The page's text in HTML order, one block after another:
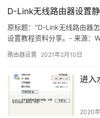
常
问
题
器
密
https://www.224m.com/
D-Link无线路由器设置
原标题："D-Link无线路由器
设置教程资料分享。- 来源：
说，完成路由"
路由器设置 2021年2月10日
进入
2020